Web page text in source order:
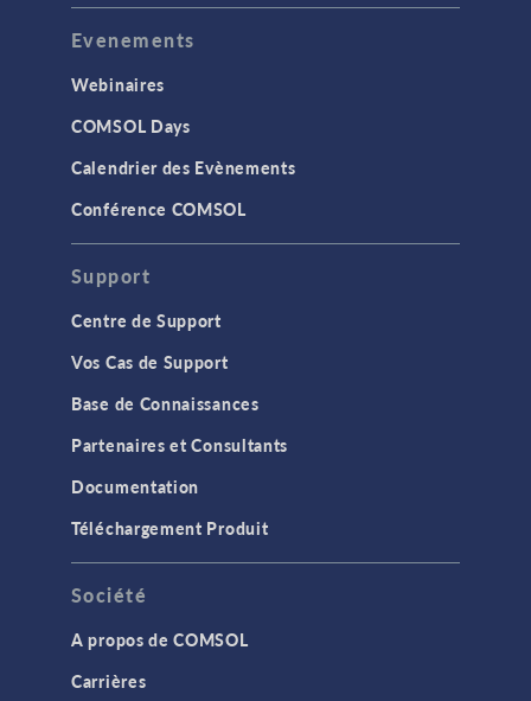
Evenements
Webinaires
COMSOL Days
Calendrier des Evènements
Conférence COMSOL
Support
Centre de Support
Vos Cas de Support
Base de Connaissances
Partenaires et Consultants
Documentation
Téléchargement Produit
Société
A propos de COMSOL
Carrières